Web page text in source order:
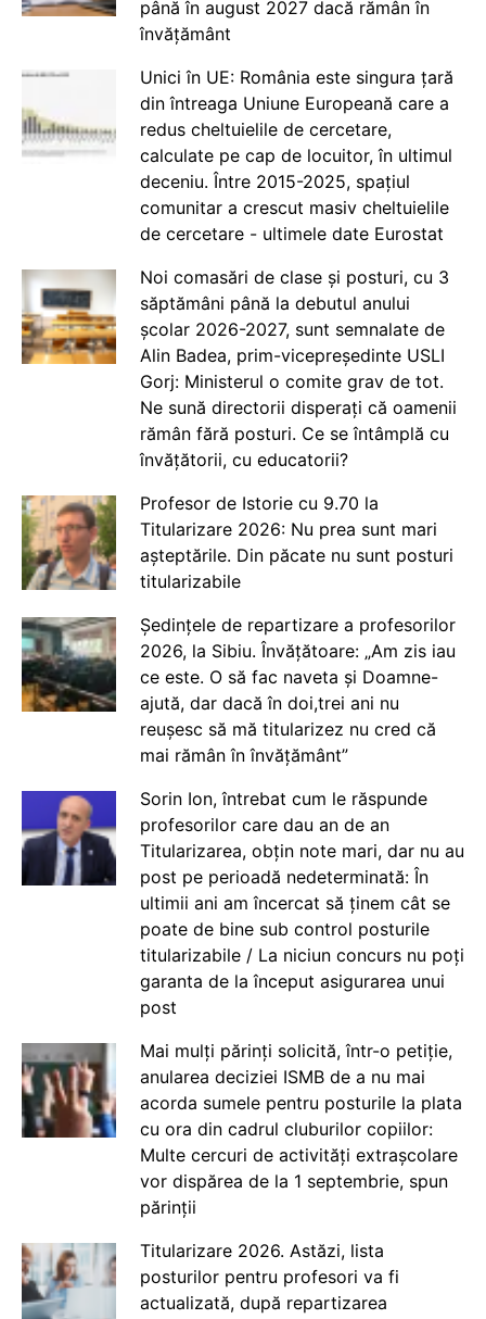
până în august 2027 dacă rămân în
învățământ
Unici în UE: România este singura țară
din întreaga Uniune Europeană care a
redus cheltuielile de cercetare,
calculate pe cap de locuitor, în ultimul
deceniu. Între 2015-2025, spațiul
comunitar a crescut masiv cheltuielile
de cercetare - ultimele date Eurostat
Noi comasări de clase și posturi, cu 3
săptămâni până la debutul anului
școlar 2026-2027, sunt semnalate de
Alin Badea, prim-vicepreședinte USLI
Gorj: Ministerul o comite grav de tot.
Ne sună directorii disperați că oamenii
rămân fără posturi. Ce se întâmplă cu
învățătorii, cu educatorii?
Profesor de Istorie cu 9.70 la
Titularizare 2026: Nu prea sunt mari
așteptările. Din păcate nu sunt posturi
titularizabile
Ședințele de repartizare a profesorilor
2026, la Sibiu. Învățătoare: „Am zis iau
ce este. O să fac naveta și Doamne-
ajută, dar dacă în doi,trei ani nu
reușesc să mă titularizez nu cred că
mai rămân în învățământ”
Sorin Ion, întrebat cum le răspunde
profesorilor care dau an de an
Titularizarea, obțin note mari, dar nu au
post pe perioadă nedeterminată: În
ultimii ani am încercat să ținem cât se
poate de bine sub control posturile
titularizabile / La niciun concurs nu poți
garanta de la început asigurarea unui
post
Mai mulți părinți solicită, într-o petiție,
anularea deciziei ISMB de a nu mai
acorda sumele pentru posturile la plata
cu ora din cadrul cluburilor copiilor:
Multe cercuri de activități extrașcolare
vor dispărea de la 1 septembrie, spun
părinții
Titularizare 2026. Astăzi, lista
posturilor pentru profesori va fi
actualizată, după repartizarea